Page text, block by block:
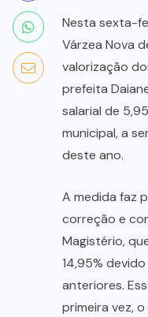
Nesta sexta-
Várzea Nova
valorização
prefeita
salarial de
municipal, a
deste ano.
A medida faz
correção e
Magistério,
14,95%
anteriores.
primeira vez,